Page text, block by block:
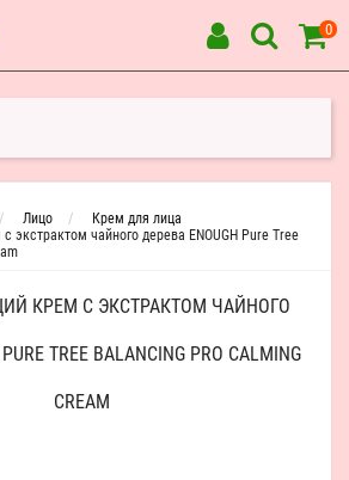
0
Лицо
Крем для лица
экстрактом чайного дерева ENOUGH Pure Tree
КРЕМ С ЭКСТРАКТОМ ЧАЙНОГО
TREE BALANCING PRO CALMING
CREAM